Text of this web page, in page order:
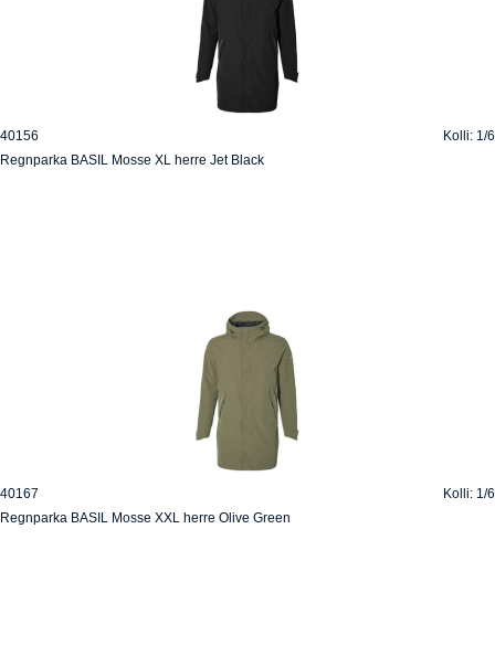
40156
Kolli: 1/6
Regnparka BASIL Mosse XL herre Jet Black
40167
Kolli: 1/6
Regnparka BASIL Mosse XXL herre Olive Green